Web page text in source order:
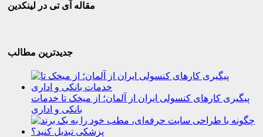
مقاله آی تی در لینکدین
جدیدترین مطالب
پیگیری کارهای کنسولی ایران از آلمان؛ از میخک تا خدمات
بانکی و اداری